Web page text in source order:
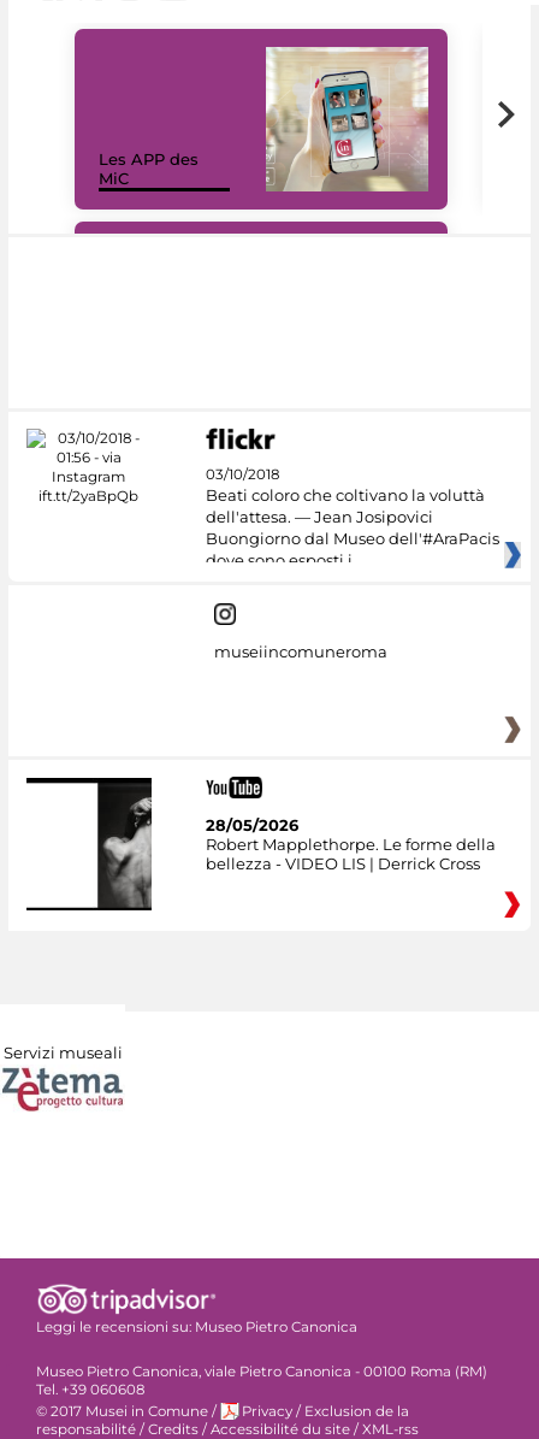
Les APP des
MiC
03/10/2018
Beati coloro che coltivano la voluttà
dell'attesa. — Jean Josipovici
Buongiorno dal Museo dell'#AraPacis
dove sono esposti i
museiincomuneroma
28/05/2026
Robert Mapplethorpe. Le forme della
bellezza - VIDEO LIS | Derrick Cross
Servizi museali
Leggi le recensioni su: Museo Pietro Canonica
Museo Pietro Canonica, viale Pietro Canonica - 00100 Roma (RM)
Tel. +39 060608
© 2017 Musei in Comune / Privacy / Exclusion de la
responsabilité /Credits /Accessibilité du site /XML-rss